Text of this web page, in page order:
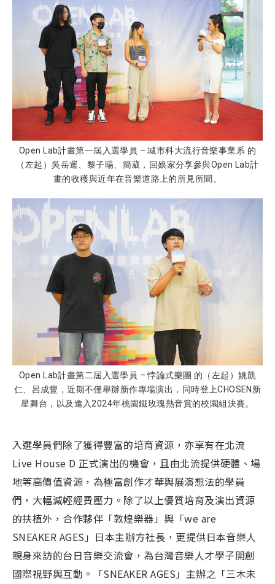
Open Lab計畫第一屆入選學員 – 城市科大流行音樂事業系 的
（左起）吳岳暹、黎子暘、簡葳，回娘家分享參與Open Lab計
畫的收穫與近年在音樂道路上的所見所聞。
Open Lab計畫第二屆入選學員 – 悖論式樂團 的（左起）姚凱
仁、呂成豐，近期不僅舉辦新作專場演出，同時登上CHOSEN新
星舞台，以及進入2024年桃園鐵玫瑰熱音賞的校園組決賽。
入選學員們除了獲得豐富的培育資源，亦享有在北流
Live House D 正式演出的機會，且由北流提供硬體、場
地等高價值資源，為極富創作才華與展演想法的學員
們，大幅減輕經費壓力。除了以上優質培育及演出資源
的扶植外，合作夥伴「敦煌樂器」與「we are
SNEAKER AGES」日本主辦方社長，更提供日本音樂人
親身來訪的台日音樂交流會，為台灣音樂人才學子開創
國際視野與互動。「SNEAKER AGES」主辦之「三木未